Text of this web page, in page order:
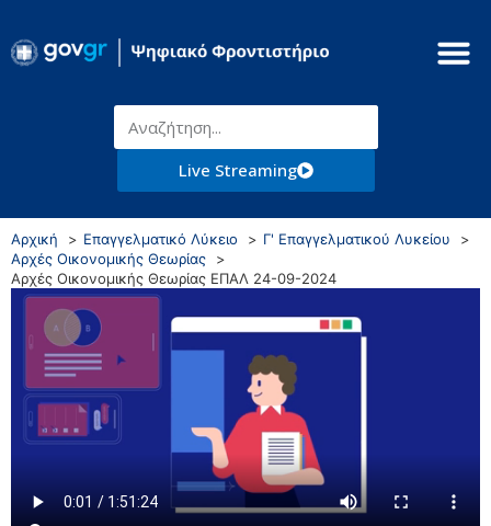
Live Streaming
Αρχική Επαγγελματικό Λύκειο
Γ' Επαγγελματικού Λυκείου
Αρχές Οικονομικής Θεωρίας
Αρχές Οικονομικής Θεωρίας ΕΠΑΛ 24-09-2024